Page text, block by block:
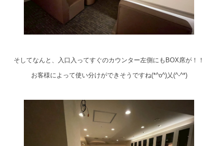
そしてなんと、入口入ってすぐのカウンター左側にもBOX席が！！
お客様によって使い分けができそうですね(*^o^)乂(^-^*)